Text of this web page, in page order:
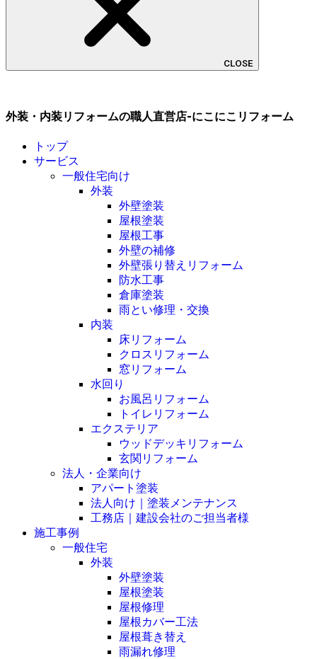
CLOSE
外装・内装リフォームの職人直営店-にこにこリフォーム
トップ
サービス
一般住宅向け
外装
外壁塗装
屋根塗装
屋根工事
外壁の補修
外壁張り替えリフォーム
防水工事
倉庫塗装
雨とい修理・交換
内装
床リフォーム
クロスリフォーム
窓リフォーム
水回り
お風呂リフォーム
トイレリフォーム
エクステリア
ウッドデッキリフォーム
玄関リフォーム
法人・企業向け
アパート塗装
法人向け｜塗装メンテナンス
工務店｜建設会社のご担当者様
施工事例
一般住宅
外装
外壁塗装
屋根塗装
屋根修理
屋根カバー工法
屋根葺き替え
雨漏れ修理